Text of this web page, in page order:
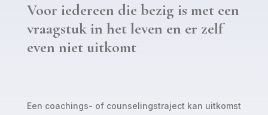
Voor iedereen die bezig is met een
vraagstuk in het leven en er zelf
even niet uitkomt
Een coachings- of counselingstraject kan uitkomst